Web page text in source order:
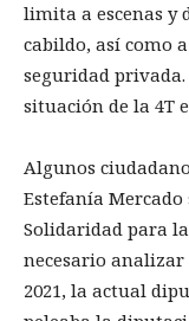
limita a escenas y
cabildo, así como
seguridad
situación de la 4T
Algunos
Estefanía Mercado
Solidaridad para la
necesario analizar
2021, la actual